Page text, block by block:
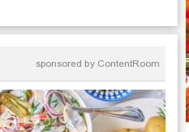
sponsored by ContentRoom